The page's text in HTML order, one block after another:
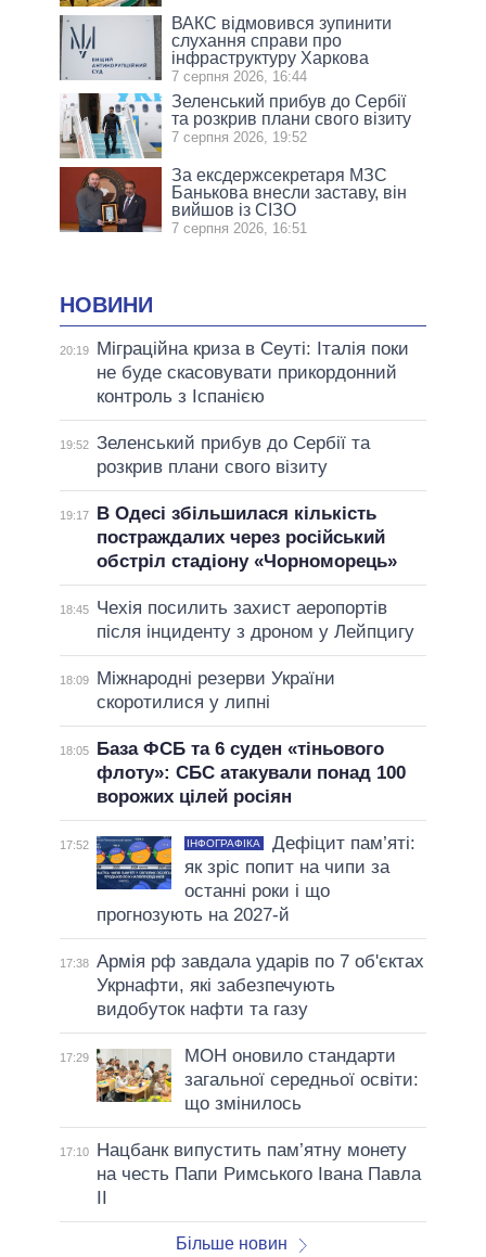
ВАКС відмовився зупинити
слухання справи про
інфраструктуру Харкова
7 серпня 2026, 16:44
Зеленський прибув до Сербії
та розкрив плани свого візиту
7 серпня 2026, 19:52
За ексдержсекретаря МЗС
Банькова внесли заставу, він
вийшов із СІЗО
7 серпня 2026, 16:51
НОВИНИ
20:19
Міграційна криза в Сеуті: Італія поки
не буде скасовувати прикордонний
контроль з Іспанією
19:52 Зеленський прибув до Сербії та
розкрив плани свого візиту
19:17
В Одесі збільшилася кількість
постраждалих через російський
обстріл стадіону «Чорноморець»
18:45
Чехія посилить захист аеропортів
після інциденту з дроном у Лейпцигу
18:09
Міжнародні резерви України
скоротилися у липні
18:05
База ФСБ та 6 суден «тіньового
флоту»: СБС атакували понад 100
ворожих цілей росіян
17:52 ІНФОГРАФІКА
Дефіцит пам’яті:
як зріс попит на чипи за
останні роки і що
прогнозують на 2027-й
17:38 Армія рф завдала ударів по 7 об'єктах
Укрнафти, які забезпечують
видобуток нафти та газу
17:29
МОН оновило стандарти
загальної середньої освіти:
що змінилось
17:10
Нацбанк випустить пам’ятну монету
на честь Папи Римського Івана Павла
Більше новин